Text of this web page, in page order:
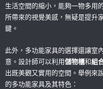
生活空間的縮小，能夠一物多用
所帶來的視覺美感，無疑是提升
鍵。
此外，多功能家具的選擇還讓室
意。設計師可以利用儲物櫃和組
出既美觀又實用的空間。舉例來
的多功能家具及其特色：